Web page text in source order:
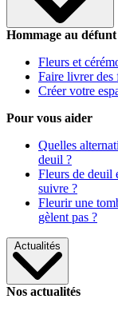
Hommage au défunt
Fleurs et
Faire livrer des
Créer votre
Pour vous aider
Quelles
deuil ?
Fleurs de deuil
suivre ?
Fleurir une
gèlent pas ?
Actualités
Nos actualités